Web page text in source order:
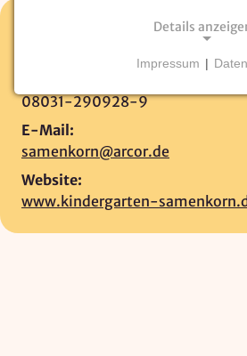
Schwaiger Weg 21 •83026
08031-2909280
08031-290928-9
E-Mail:
samenkorn@arcor.de
Website:
www.kindergarten-
Details
Essentielle Cookies
Website erforderlich und
werden. Hierzu zählen
Adresssuche über
Google Places
Impressum |